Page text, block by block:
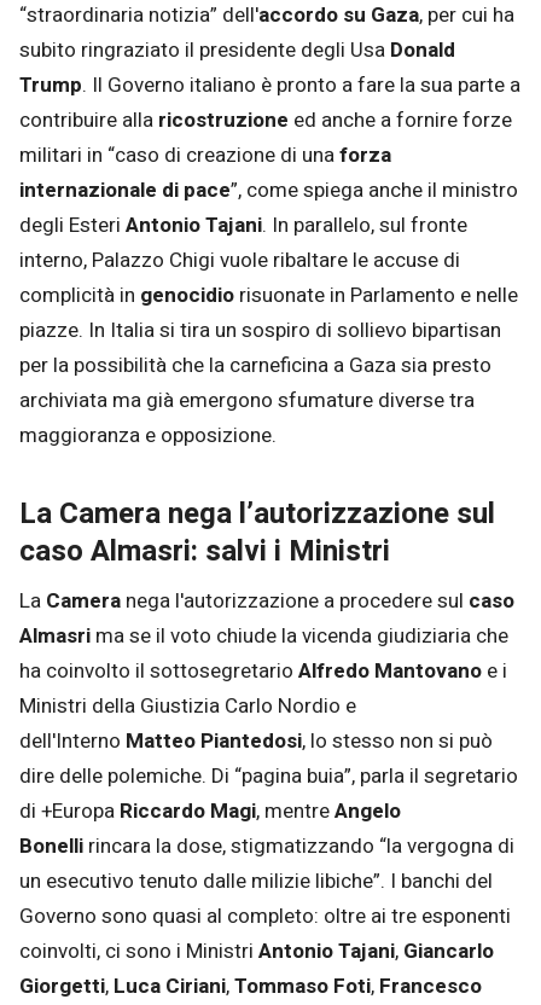
“straordinaria notizia” dell'accordo su Gaza, per cui ha
subito ringraziato il presidente degli Usa Donald
Trump. Il Governo italiano è pronto a fare la sua parte a
contribuire alla ricostruzione ed anche a fornire forze
militari in “caso di creazione di unaforza
internazionale di pace”, come spiega anche il ministro
degli Esteri Antonio Tajani. In parallelo, sul fronte
interno, Palazzo Chigi vuole ribaltare le accuse di
complicità in genocidio risuonate in Parlamento e nelle
piazze. In Italia si tira un sospiro di sollievo bipartisan
per la possibilità che la carneficina a Gaza sia presto
archiviata ma già emergono sfumature diverse tra
maggioranza e opposizione.
La Camera nega l’autorizzazione sul
caso Almasri: salvi i Ministri
La Camera nega l'autorizzazione a procedere sul caso
Almasri ma se il voto chiude la vicenda giudiziaria che
ha coinvolto il sottosegretario Alfredo Mantovano e i
Ministri della Giustizia Carlo Nordio e
dell'Interno Matteo Piantedosi, lo stesso non si può
dire delle polemiche. Di “pagina buia”, parla il segretario
di +Europa Riccardo Magi, mentreAngelo
Bonelli rincara la dose, stigmatizzando “la vergogna di
un esecutivo tenuto dalle milizie libiche”. I banchi del
Governo sono quasi al completo: oltre ai tre esponenti
coinvolti, ci sono i Ministri Antonio Tajani, Giancarlo
Giorgetti, Luca Ciriani,Tommaso Foti, Francesco